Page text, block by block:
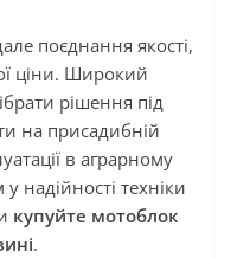
поєднання якості,
ціни. Широкий
рішення під
на присадибній
в аграрному
надійності техніки
купуйте мотоблок
.